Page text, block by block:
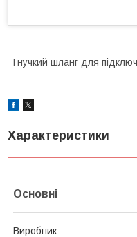
Гнучкий шланг для
Характеристики
Основні
Виробник